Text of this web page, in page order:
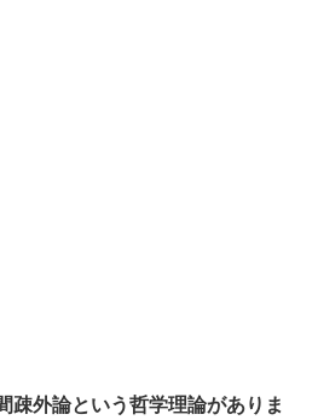
外論という哲学理論がありま